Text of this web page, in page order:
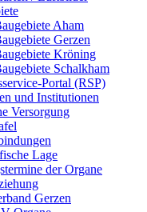
Aham
Gerzen
Kröning
Schalkham
Portal (RSP)
und Institutionen
Versorgung
Lage
der Organe
Gerzen